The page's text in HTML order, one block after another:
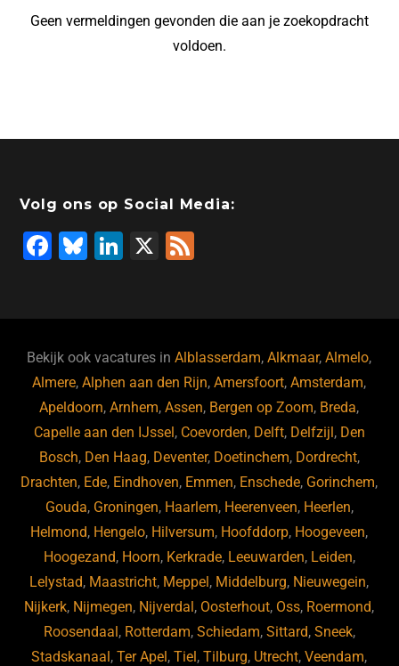
Geen vermeldingen gevonden die aan je zoekopdracht
voldoen.
Volg ons op Social Media:
F
b
o
o
k
Bl
ky
Li
dI
n
X
Bekijk ook vacatures inAlblasserdam,Alkmaar,Almelo,
Almere,Alphen aan den Rijn,Amersfoort,Amsterdam,
Apeldoorn,Arnhem,Assen, Bergen op Zoom, Breda,
Capelle aan den IJssel , Coevorden, Delft, Delfzijl , Den
Bosch, Den Haag, Deventer, Doetinchem, Dordrecht,
Drachten, Ede, Eindhoven, Emmen, Enschede, Gorinchem,
Gouda, Groningen, Haarlem, Heerenveen, Heerlen,
Helmond, Hengelo, Hilversum, Hoofddorp, Hoogeveen,
Hoogezand, Hoorn, Kerkrade, Leeuwarden, Leiden,
Lelystad, Maastricht, Meppel , Middelburg, Nieuwegein,
Nijkerk, Nijmegen, Nijverdal , Oosterhout, Oss, Roermond,
Roosendaal , Rotterdam, Schiedam, Sittard, Sneek,
Stadskanaal ,Ter Apel ,Tiel ,Tilburg, Utrecht,Veendam,